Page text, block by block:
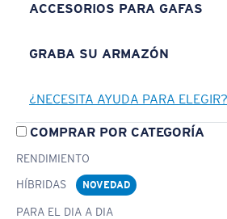
ACCESORIOS PARA GAFAS
GRABA SU ARMAZÓN
¿NECESITA AYUDA PARA ELEGIR?
COMPRAR POR CATEGORÍA
RENDIMIENTO
HÍBRIDAS
NOVEDAD
PARA EL DIA A DIA